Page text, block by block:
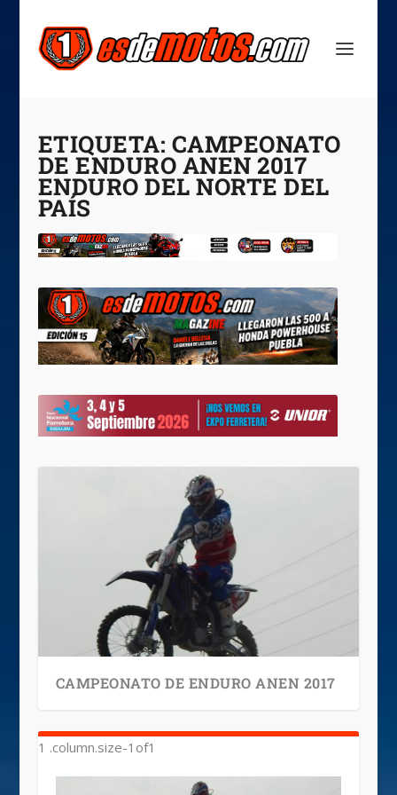
ETIQUETA: CAMPEONATO
DE ENDURO ANEN 2017
ENDURO DEL NORTE DEL
PAÍS
CAMPEONATO DE ENDURO ANEN 2017